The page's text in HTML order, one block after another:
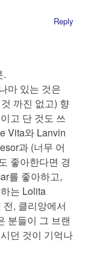
Reply
.
마 있는 것은
까진 없고) 향
고 단 것도 쓰
Vita와 Lanvin
과 (너무 어
좋아한다면 경
를 좋아하고,
는 Lolita
, 클리앙에서
분들이 그 브랜
던 것이 기억나